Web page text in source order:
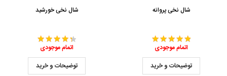
شال نخی پروانه
اتمام موجودی
توضیحات و خرید
شال نخی خورشید
اتمام موجودی
توضیحات و خرید